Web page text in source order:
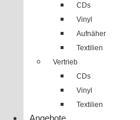
CDs
Vinyl
Aufnäher
Textilien
Vertrieb
CDs
Vinyl
Textilien
Angebote